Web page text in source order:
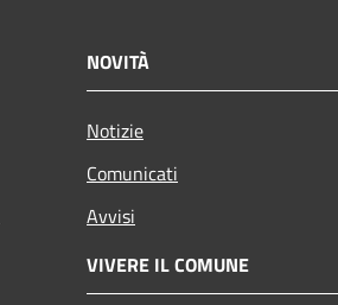
NOVITÀ
Notizie
Comunicati
Avvisi
VIVERE IL COMUNE